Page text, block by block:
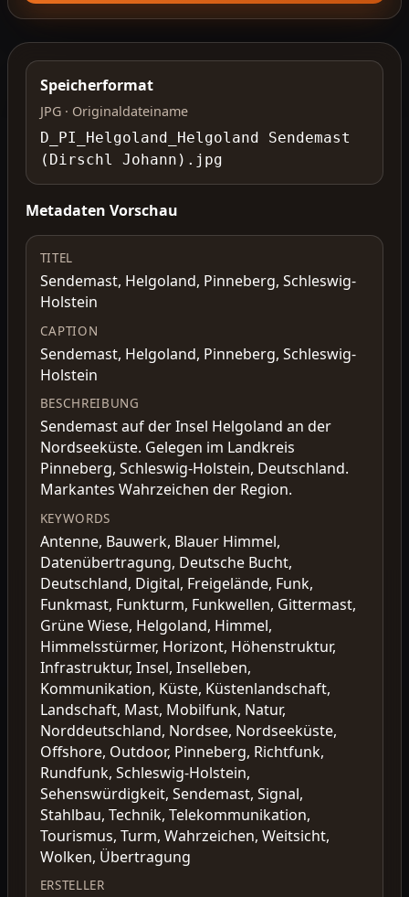
Speicherformat
JPG · Originaldateiname
D_PI_Helgoland_Helgoland Sendemast
(Dirschl Johann).jpg
Metadaten Vorschau
TITEL
Sendemast, Helgoland, Pinneberg, Schleswig-
Holstein
CAPTION
Sendemast, Helgoland, Pinneberg, Schleswig-
Holstein
BESCHREIBUNG
Sendemast auf der Insel Helgoland an der
Nordseeküste. Gelegen im Landkreis
Pinneberg, Schleswig-Holstein, Deutschland.
Markantes Wahrzeichen der Region.
KEYWORDS
Antenne, Bauwerk, Blauer Himmel,
Datenübertragung, Deutsche Bucht,
Deutschland, Digital, Freigelände, Funk,
Funkmast, Funkturm, Funkwellen, Gittermast,
Grüne Wiese, Helgoland, Himmel,
Himmelsstürmer, Horizont, Höhenstruktur,
Infrastruktur, Insel, Inselleben,
Kommunikation, Küste, Küstenlandschaft,
Landschaft, Mast, Mobilfunk, Natur,
Norddeutschland, Nordsee, Nordseeküste,
Offshore, Outdoor, Pinneberg, Richtfunk,
Rundfunk, Schleswig-Holstein,
Sehenswürdigkeit, Sendemast, Signal,
Stahlbau, Technik, Telekommunikation,
Tourismus, Turm, Wahrzeichen, Weitsicht,
Wolken, Übertragung
ERSTELLER